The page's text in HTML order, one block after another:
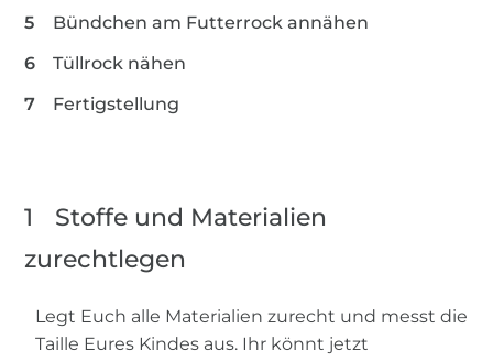
Bündchen am Futterrock annähen
Tüllrock nähen
Fertigstellung
1
Stoffe und Materialien
zurechtlegen
Legt Euch alle Materialien zurecht und messt die
Taille Eures Kindes aus. Ihr könnt jetzt